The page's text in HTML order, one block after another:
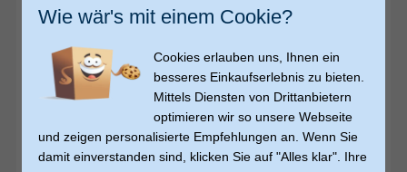
€ 9,99
€ 9,99
Wie wär's mit einem Cookie?
Cookies erlauben uns, Ihnen ein
besseres Einkaufserlebnis zu bieten.
Mittels Diensten von Drittanbietern
optimieren wir so unsere Webseite
und zeigen personalisierte Empfehlungen an. Wenn Sie
damit einverstanden sind, klicken Sie auf "Alles klar". Ihre